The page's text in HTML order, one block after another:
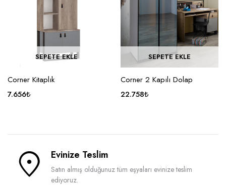
SEPETE EKLE
Corner Kitaplık
7.656₺
SEPETE EKLE
Corner 2 Kapılı Dolap
22.758₺
Evinize Teslim
Satın almış olduğunuz tüm eşyaları evinize teslim
ediyoruz.